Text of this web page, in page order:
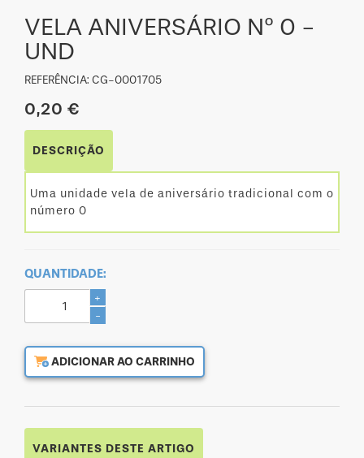
VELA ANIVERSÁRIO Nº 0 -
UND
REFERÊNCIA: CG-0001705
0,20 €
DESCRIÇÃO
Uma unidade vela de aniversário tradicional com o
número 0
QUANTIDADE:
+
-
ADICIONAR AO CARRINHO
VARIANTES DESTE ARTIGO